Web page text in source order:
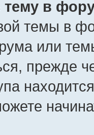
тему в
темы в
или
прежде